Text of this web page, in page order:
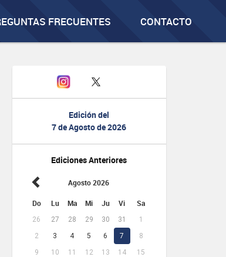
FRECUENTES CONTACTO
Edición del
7 de Agosto de 2026
Ediciones Anteriores
Agosto 2026
Do Lu Ma Mi Ju Vi Sa
26 27 28 29 30 31
1
2
3 4 5 6 7
8
9
10 11 12 13 14
15